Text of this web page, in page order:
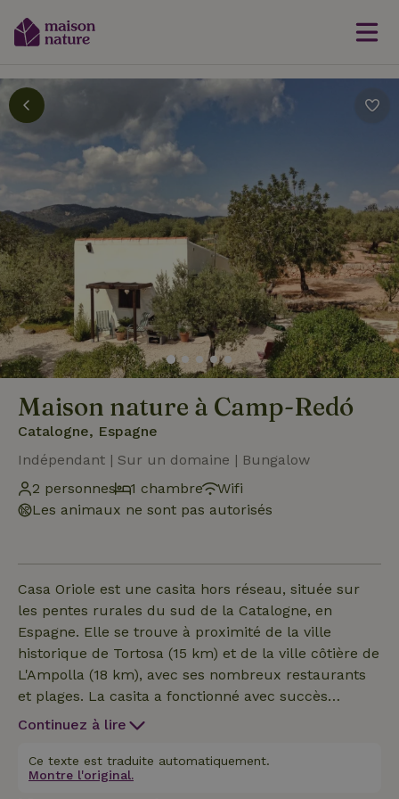
Maison nature à Camp-Redó
Catalogne, Espagne
Indépendant | Sur un domaine | Bungalow
2 personnes
1 chambre
Wifi
Les animaux ne sont pas autorisés
Casa Oriole est une casita hors réseau, située sur
les pentes rurales du sud de la Catalogne, en
Espagne. Elle se trouve à proximité de la ville
historique de Tortosa (15 km) et de la ville côtière de
L'Ampolla (18 km), avec ses nombreux restaurants
et plages. La casita a fonctionné avec succès
pendant de nombreuses années comme unité de
propriété. Ce bungalow autosuffisant, respectueux
de l'environnement et autonome est typique de
Continuez à lire
Ce texte est traduite automatiquement.
Montre l'original.